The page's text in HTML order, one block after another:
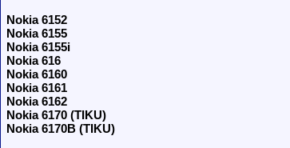
Nokia 6152
Nokia 6155
Nokia 6155i
Nokia 616
Nokia 6160
Nokia 6161
Nokia 6162
Nokia 6170 (TIKU)
Nokia 6170B (TIKU)